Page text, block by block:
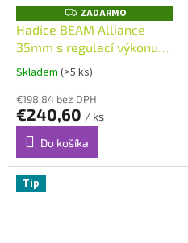
Z
A
D
A
R
M
ZADARMO
Hadice BEAM Alliance
35mm s regulací výkonu
10,0 m
Skladem (>5 ks)
€198,84 bez DPH
€240,60 / ks
Do košíka
Tip